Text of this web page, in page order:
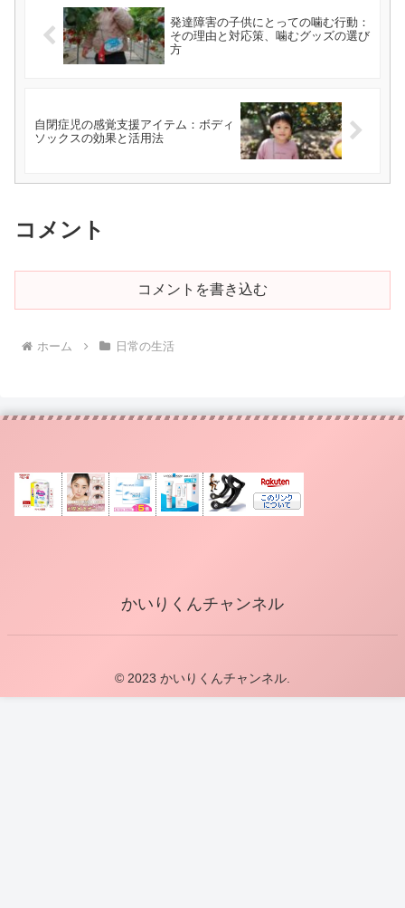
発達障害の子供にとっての噛む行動：
その理由と対応策、噛むグッズの選び
方
自閉症児の感覚支援アイテム：ボディ
ソックスの効果と活用法
コメント
コメントを書き込む
ホーム 日常の生活
かいりくんチャンネル
© 2023 かいりくんチャンネル.